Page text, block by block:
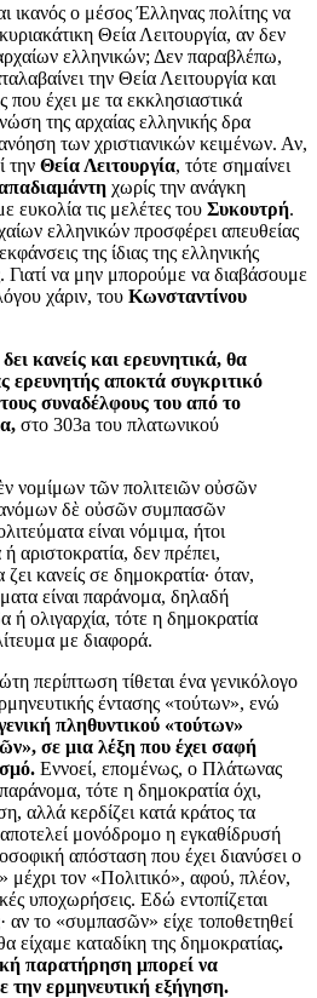
ικανός ο μέσος Έλληνας πολίτης να
Θεία Λειτουργία, αν δεν
ελληνικών; Δεν παραβλέπω,
την Θεία Λειτουργία και
που έχει με τα εκκλησιαστικά
της αρχαίας ελληνικής δρα
των χριστιανικών κειμένων. Αν,
την Θεία Λειτουργία, τότε σημαίνει
χωρίς την ανάγκη
ευκολία τις μελέτες του Συκουτρή.
ελληνικών προσφέρει απευθείας
της ίδιας της ελληνικής
Γιατί να μην μπορούμε να διαβάσουμε
χάριν, του Κωνσταντίνου
κανείς και ερευνητικά, θα
ερευνητής αποκτά συγκριτικό
συναδέλφους του από το
στο 303a του πλατωνικού
νομίμων τῶν πολιτειῶν οὐσῶν
δὲ οὐσῶν συμπασῶν
είναι νόμιμα, ήτοι
αριστοκρατία, δεν πρέπει,
κανείς σε δημοκρατία· όταν,
είναι παράνομα, δηλαδή
ή ολιγαρχία, τότε η δημοκρατία
με διαφορά.
περίπτωση τίθεται ένα γενικόλογο
έντασης «τούτων», ενώ
πληθυντικού «τούτων»
σε μια λέξη που έχει σαφή
Εννοεί, επομένως, ο Πλάτωνας
τότε η δημοκρατία όχι,
αλλά κερδίζει κατά κράτος τα
μονόδρομο η εγκαθίδρυσή
απόσταση που έχει διανύσει ο
μέχρι τον «Πολιτικό», αφού, πλέον,
υποχωρήσεις. Εδώ εντοπίζεται
· αν το «συμπασῶν» είχε τοποθετηθεί
είχαμε καταδίκη της δημοκρατίας.
παρατήρηση μπορεί να
την ερμηνευτική εξήγηση.